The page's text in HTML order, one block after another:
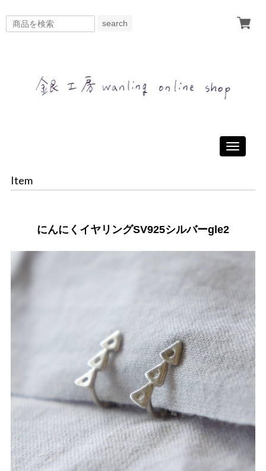
search
Toggle
Item
にんにくイヤリングSV925シルバーgle2